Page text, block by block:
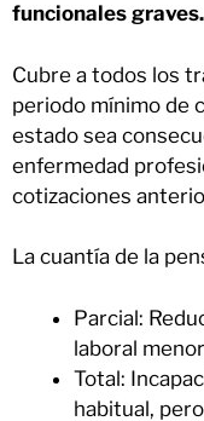
funcionales graves.
Cubre a todos los
periodo mínimo de
estado sea
enfermedad
cotizaciones
La cuantía de la
Parcial:
laboral
Total:
habitual,